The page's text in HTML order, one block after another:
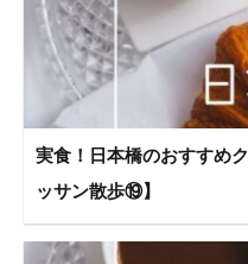
実食！日本橋のおすすめ
ッサン散歩⑲】